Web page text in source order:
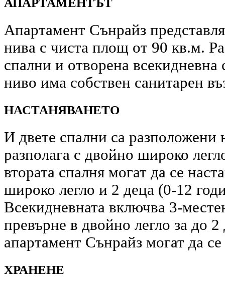
Апартамент Сънрайз
нива с чиста площ от 90 кв.м.
спални и отворена всекидневна
ниво има собствен санитарен
НАСТАНЯВАНЕТО
И двете спални са разположени
разполага с двойно широко
втората спалня могат да се
широко легло и 2 деца (0-12
Всекидневната включва 3-
превърне в двойно легло за до
апартамент Сънрайз могат да
ХРАНЕНЕ